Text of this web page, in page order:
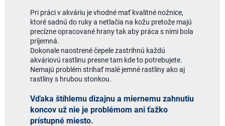
Pri práci v akváriu je vhodné mať kvalitné nožnice,
ktoré sadnú do ruky a netlačia na kožu pretože majú
precízne opracované hrany tak aby práca s nimi bola
príjemná.
Dokonale naostrené čepele zastrihnú každú
akváriovú rastlinu presne tam kde to potrebujete.
Nemajú problém strihať malé jemné rastliny ako aj
rastliny s hrubou stonkou.
Vďaka štíhlemu dizajnu a miernemu zahnutiu
koncov už nie je problémom ani ťažko
prístupné miesto.